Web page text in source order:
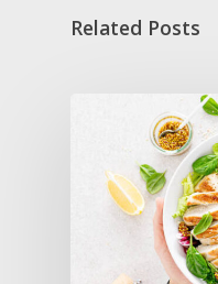
Related Posts